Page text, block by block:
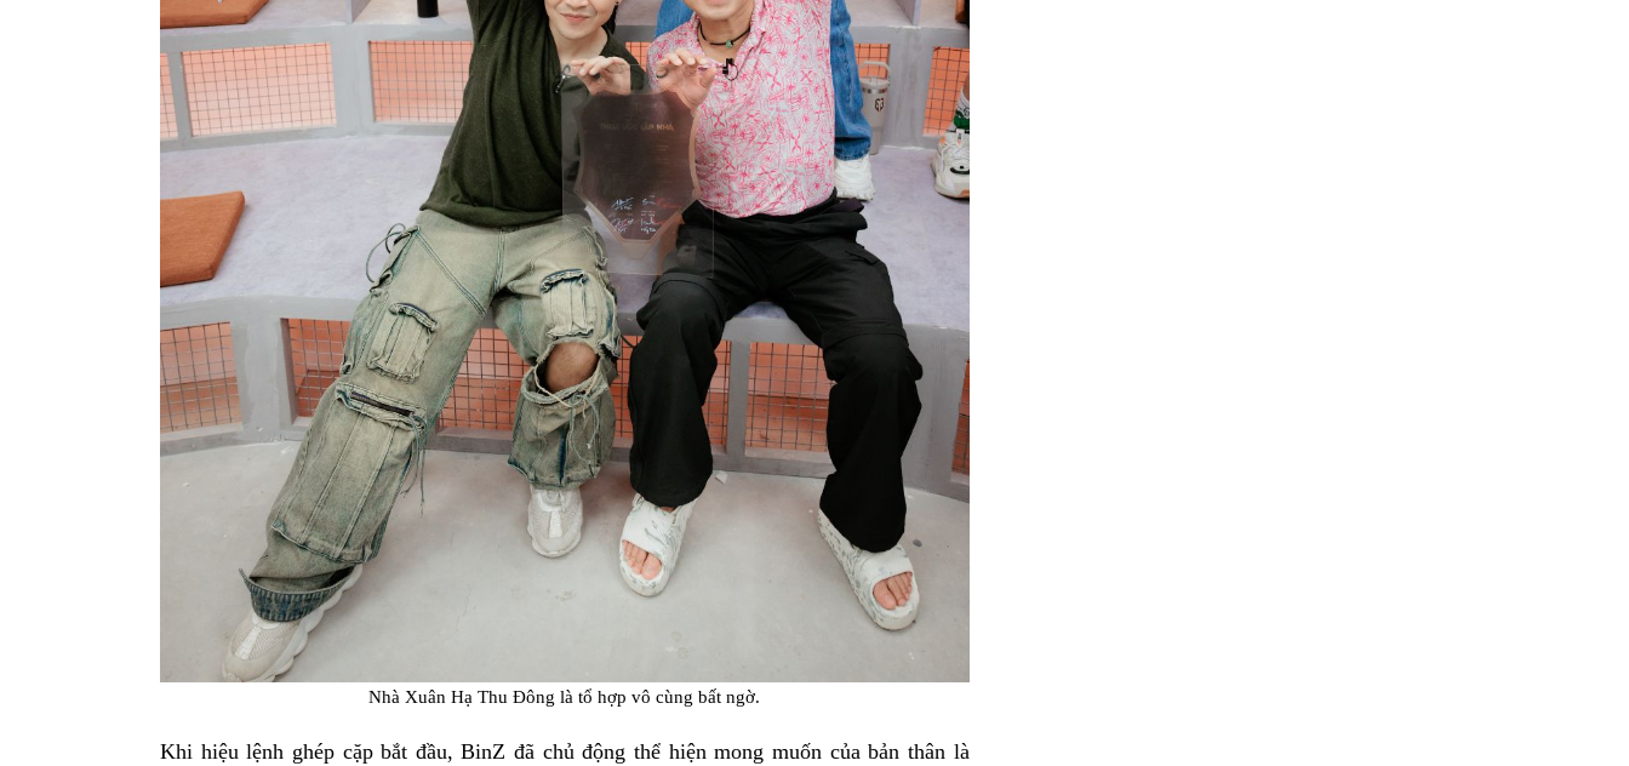
Nhà Xuân Hạ Thu Đông là tổ hợp vô cùng bất ngờ.
Khi hiệu lệnh ghép cặp bắt đầu, BinZ đã chủ động thể hiện mong muốn của bản thân là